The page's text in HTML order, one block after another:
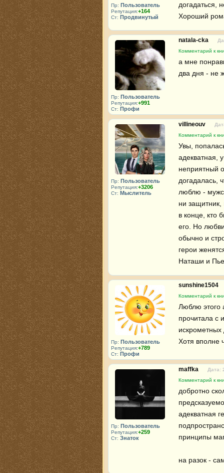
Пр: Пользователь
Репутация:+164
Ст: Продвинутый
догадаться,
Хороший
Пр: Пользователь
Репутация:+991
Ст: Профи
natala-cka
Комментарий к
а мне
два дня - не
Пр: Пользователь
Репутация:+3206
Ст: Мыслитель
villineouv
Комментарий к
Увы,
адекватная,
неприятный
догадалась,
люблю -
ни
в конце, кто
его. Но
обычно и
герои
Наташи и
Пр: Пользователь
Репутация:+789
Ст: Профи
sunshine1504
Комментарий к
Люблю этого
прочитала с
искрометных
Хотя вполне
Пр: Пользователь
Репутация:+259
Ст: Знаток
maffka
Дата:
Комментарий к
добротно
адекватная
принципы
на разок -